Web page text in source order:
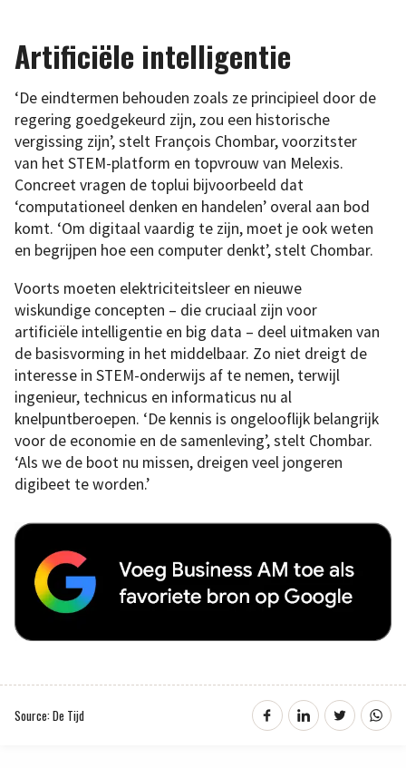
Artificiële intelligentie
‘De eindtermen behouden zoals ze principieel door de
regering goedgekeurd zijn, zou een historische
vergissing zijn’, stelt François Chombar, voorzitster
van het STEM-platform en topvrouw van Melexis.
Concreet vragen de toplui bijvoorbeeld dat
‘computationeel denken en handelen’ overal aan bod
komt. ‘Om digitaal vaardig te zijn, moet je ook weten
en begrijpen hoe een computer denkt’, stelt Chombar.
Voorts moeten elektriciteitsleer en nieuwe
wiskundige concepten – die cruciaal zijn voor
artificiële intelligentie en big data – deel uitmaken van
de basisvorming in het middelbaar. Zo niet dreigt de
interesse in STEM-onderwijs af te nemen, terwijl
ingenieur, technicus en informaticus nu al
knelpuntberoepen. ‘De kennis is ongelooflijk belangrijk
voor de economie en de samenleving’, stelt Chombar.
‘Als we de boot nu missen, dreigen veel jongeren
digibeet te worden.’
Source: De Tijd